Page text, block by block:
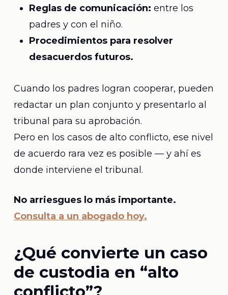
Reglas de comunicación: entre los
padres y con el niño.
Procedimientos para resolver
desacuerdos futuros.
Cuando los padres logran cooperar, pueden
redactar un plan conjunto y presentarlo al
tribunal para su aprobación.
Pero en los casos de alto conflicto, ese nivel
de acuerdo rara vez es posible — y ahí es
donde interviene el tribunal.
No arriesgues lo más importante.
Consulta a un abogado hoy.
¿Qué convierte un caso
de custodia en “alto